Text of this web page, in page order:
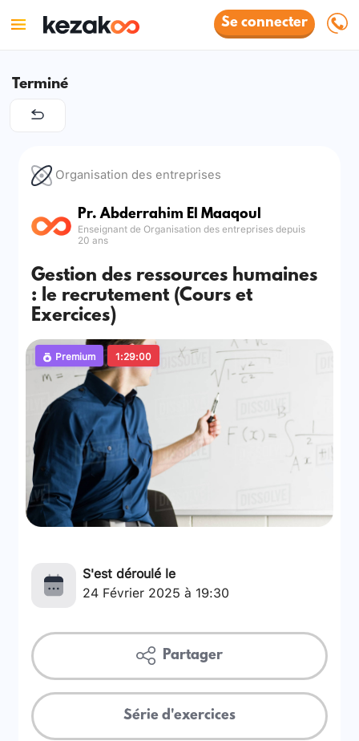
Se connecter
Terminé
Organisation des entreprises
Pr. Abderrahim El Maaqoul
Enseignant de Organisation des entreprises depuis
20 ans
Gestion des ressources humaines
: le recrutement (Cours et
Exercices)
Premium 1:29:00
S'est déroulé le
24 Février 2025 à 19:30
Partager
Série d'exercices